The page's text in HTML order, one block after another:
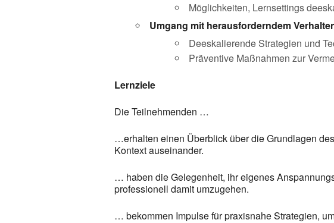
Möglichkeiten, Lernsettings
Umgang mit herausforderndem
Deeskalierende Strategien und
Präventive Maßnahmen zur
Lernziele
Die Teilnehmenden …
…erhalten einen Überblick über die Grundlagen
Kontext auseinander.
… haben die Gelegenheit, ihr eigenes
professionell damit umzugehen.
… bekommen Impulse für praxisnahe Strategien,